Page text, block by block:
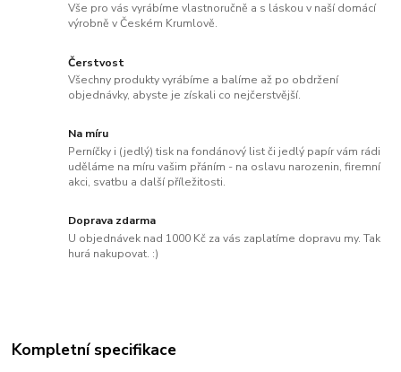
Vše pro vás vyrábíme vlastnoručně a s láskou v naší domácí
výrobně v Českém Krumlově.
Čerstvost
Všechny produkty vyrábíme a balíme až po obdržení
objednávky, abyste je získali co nejčerstvější.
Na míru
Perníčky i (jedlý) tisk na fondánový list či jedlý papír vám rádi
uděláme na míru vašim přáním - na oslavu narozenin, firemní
akci, svatbu a další příležitosti.
Doprava zdarma
U objednávek nad 1000 Kč za vás zaplatíme dopravu my. Tak
hurá nakupovat. :)
Kompletní specifikace